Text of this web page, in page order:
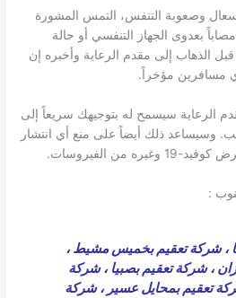
وصعوبة التنفس، التمس المشورة
بعدوى الجهاز التنفسي أو حالة
الذهاب إلى مقدم الرعاية وأخبره إن
مسافرين مؤخراً.
الرعاية سيسمح له بتوجيهك سريعاً إلى
وسيساعد ذلك أيضاً على منع أي انتشار
من الفيروسات.
:
،شركة تعقيم بخميس مشيط،
،شركة تعقيم بصبيا ،شركة
تعقيم بمحايل عسير ،شركة